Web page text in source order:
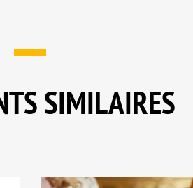
SIMILAIRES